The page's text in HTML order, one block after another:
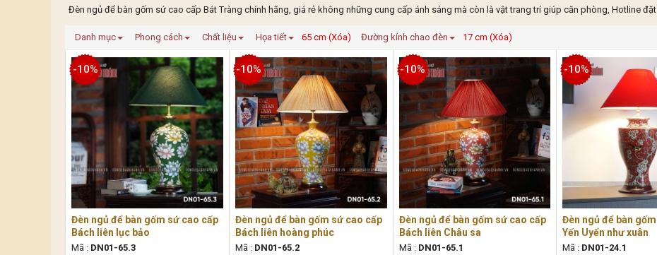
Đèn ngủ để bàn gốm sứ cao cấp Bát Tràng chính hãng, giá rẻ không những cung cấp ánh sáng mà còn là vật trang trí giúp căn phòng, Hotline đặt
Danh mục Phong cách Chất liệu Họa tiết 65 cm (Xóa) Đường kính chao đèn 17 cm (Xóa)
Đèn ngủ để bàn gốm sứ cao cấp
Bách liên lục bảo
Mã : DN01-65.3
-10%
Đèn ngủ để bàn gốm sứ cao cấp
Bách liên hoàng phúc
Mã : DN01-65.2
-10%
Đèn ngủ để bàn gốm sứ cao cấp
Bách liên Châu sa
Mã : DN01-65.1
-10%
Đèn ngủ để bàn
Yến Uyển như xuân
Mã : DN01-24.1
-10%